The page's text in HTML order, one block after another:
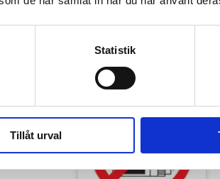
Statistik
Tillåt urval